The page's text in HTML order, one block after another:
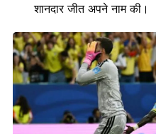
शानदार जीत अपने नाम की।